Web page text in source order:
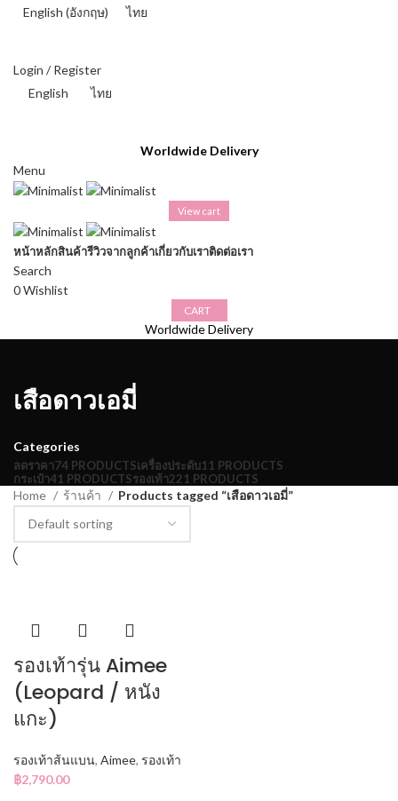
English (อังกฤษ) ไทย
Login / Register
English
ไทย
Worldwide Delivery
Menu
View cart
หน้าหลักสินค้ารีวิวจากลูกค้าเกี่ยวกับเราติดต่อเรา
Search
0Wishlist
CART
Worldwide Delivery
เสือดาวเอมี่
Categories
ลดราคา74 PRODUCTSเครื่องประดับ11 PRODUCTS
กระเป๋า41 PRODUCTSรองเท้า221 PRODUCTS
Home ร้านค้า Products tagged “เสือดาวเอมี่”
รองเท้ารุ่น Aimee
(Leopard / หนัง
แกะ)
รองเท้าส้นแบน, Aimee, รองเท้า
฿2,790.00